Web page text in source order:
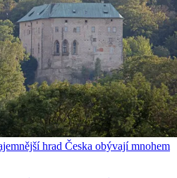
hrad Česka obývají mnohem